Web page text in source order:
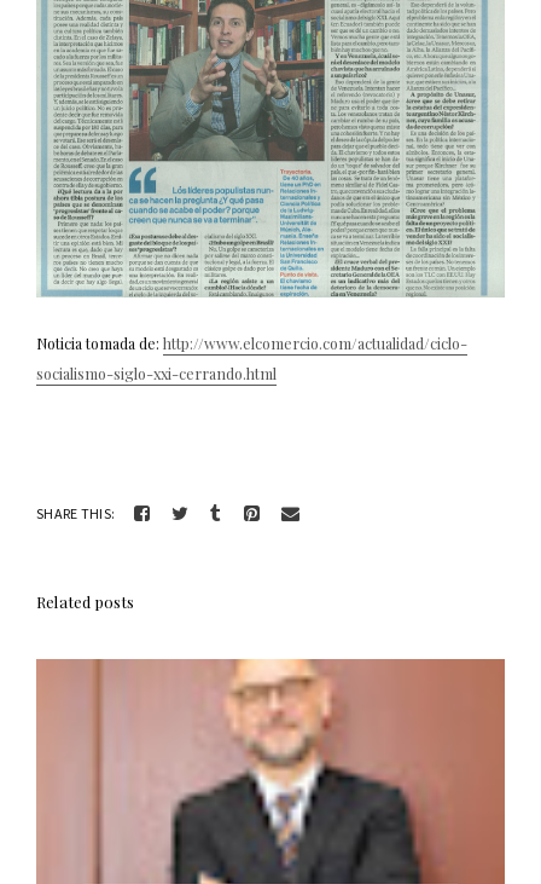
Noticia tomada de: http://www.elcomercio.com/actualidad/ciclo-
socialismo-siglo-xxi-cerrando.html
SHARE THIS:
Related posts